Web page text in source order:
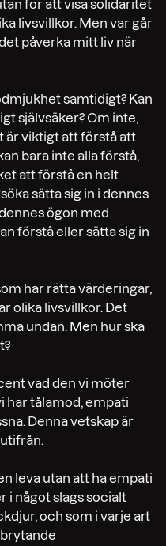
för att visa solidaritet
livsvillkor. Men var går
påverka mitt liv när
samtidigt? Kan
självsäker? Om inte,
är viktigt att förstå att
bara inte alla förstå,
att förstå en helt
sätta sig in i dennes
ögon med
förstå eller sätta sig in
har rätta värderingar,
olika livsvillkor. Det
undan. Men hur ska
vad den vi möter
har tålamod, empati
Denna vetskap är
leva utan att ha empati
i något slags socialt
och som i varje art